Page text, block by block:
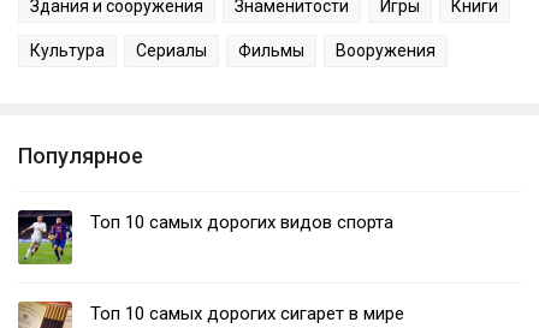
Здания и сооружения Знаменитости Игры Книги
Культура Сериалы Фильмы Вооружения
Популярное
Топ 10 самых дорогих видов спорта
Топ 10 самых дорогих сигарет в мире